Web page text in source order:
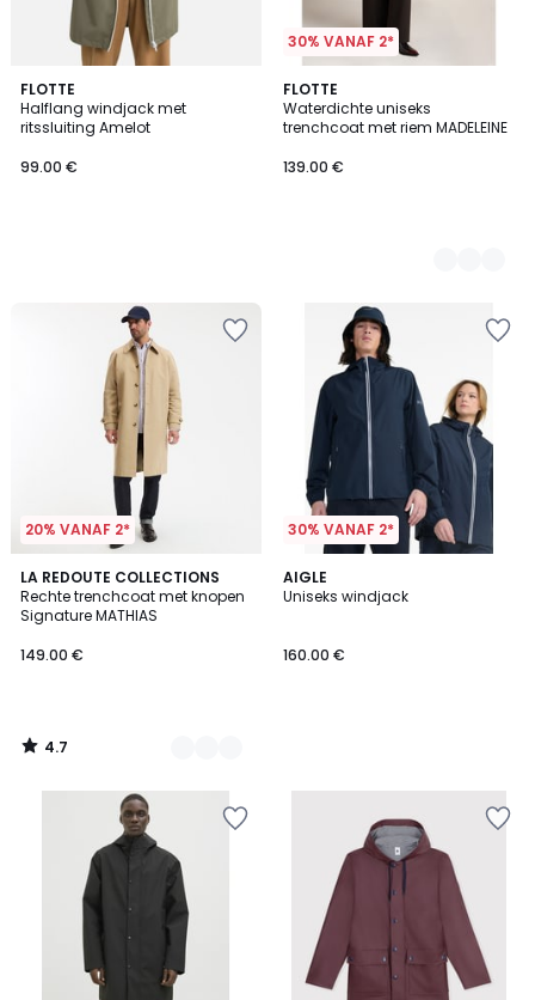
FLOTTE
Halflang windjack met
ritssluiting Amelot
99.00 €
30% VANAF 2*
FLOTTE
Waterdichte uniseks
trenchcoat met riem MADELEINE
139.00 €
2
Kleuren
20% VANAF 2*
LA REDOUTE COLLECTIONS
Rechte trenchcoat met knopen
Signature MATHIAS
149.00 €
4.7
/ 5
2
Kleuren
4.7
/
30% VANAF 2*
AIGLE
Uniseks windjack
160.00 €